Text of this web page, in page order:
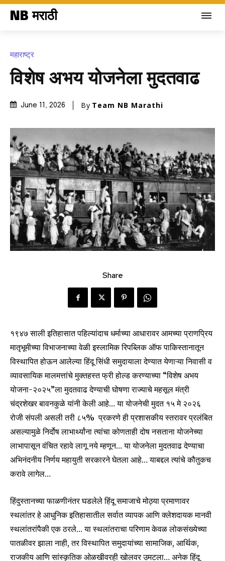
NB मराठी
महाराष्ट्र
विशेष अभय योजनेला मुदतवाढ
June 11, 2026 By Team NB Marathi
Share
१९४७ साली इतिहासात पहिल्यांदाच धर्माच्या आधारावर आमच्या प्राणप्रिय
मातृभूमीच्या विभाजनाच्या वेळी इस्लामिक रिपब्लिक ऑफ पाकिस्तानातून
विस्थापित होऊन आलेल्या हिंदू सिंधी समुदायाला देण्यात येणाऱ्या निवासी व
व्यावसायिक मालमत्तांचे मुक्तहस्त फ्री होल्ड करण्याच्या “विशेष अभय
योजना-२०२५”ला मुदतवाढ देण्याची घोषणा राज्याचे महसूल मंत्री
चंद्रशेखर बावनकुळे यांनी केली आहे… या योजनेची मुदत १५ मे २०२६
रोजी संपली असली तरी ८५% प्रकरणे ही प्रशासकीय स्तरावर प्रलंबित
असल्यामुळे निर्दोष लाभार्थ्यांना त्यांचा कोणताही दोष नसताना योजनेच्या
लाभापासून वंचित रहावे लागू नये म्हणून… या योजनेला मुदतवाढ देण्याचा
अभिनंदनीय निर्णय महायुती सरकारने घेतला आहे… याबद्दल त्यांचे कौतुकच
करावे लागेल…
हिंदुस्तानच्या फाळणीनंतर घडलेले हिंदू समाजाचे मोठ्या प्रमाणावर
स्थलांतर हे आधुनिक इतिहासातील सर्वात व्यापक आणि क्लेशदायक मानवी
स्थलांतरांपैकी एक ठरले… या स्थलांतराचा परिणाम केवळ लोकसंख्येच्या
पातळीवर झाला नाही, तर विस्थापित समुदायांच्या सामाजिक, आर्थिक,
राजकीय आणि सांस्कृतिक ओळखीवरही खोलवर उमटला… अनेक हिंदू